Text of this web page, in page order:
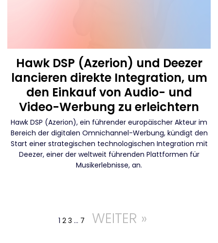
Hawk DSP (Azerion) und Deezer
lancieren direkte Integration, um
den Einkauf von Audio- und
Video-Werbung zu erleichtern
Hawk DSP (Azerion), ein führender europäischer Akteur im
Bereich der digitalen Omnichannel-Werbung, kündigt den
Start einer strategischen technologischen Integration mit
Deezer, einer der weltweit führenden Plattformen für
Musikerlebnisse, an.
1 2 3 … 7 WEITER »